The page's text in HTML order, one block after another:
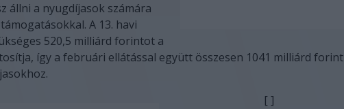
állni a nyugdíjasok számára
A 13. havi
520,5 milliárd forintot a
így a februári ellátással együtt összesen 1041 milliárd forint
[ ]